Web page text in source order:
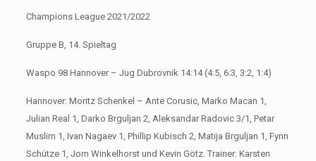
Champions League 2021/2022
Gruppe B, 14. Spieltag
Waspo 98 Hannover – Jug Dubrovnik 14:14 (4:5, 6:3, 3:2, 1:4)
Hannover: Moritz Schenkel – Ante Corusic, Marko Macan 1,
Julian Real 1, Darko Brguljan 2, Aleksandar Radovic 3/1, Petar
Muslim 1, Ivan Nagaev 1, Phillip Kubisch 2, Matija Brguljan 1, Fynn
Schütze 1, Jorn Winkelhorst und Kevin Götz. Trainer: Karsten